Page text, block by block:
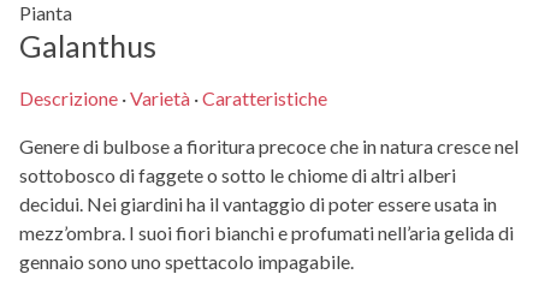
Pianta
Galanthus
Descrizione ·Varietà ·Caratteristiche
Genere di bulbose a fioritura precoce che in natura cresce nel
sottobosco di faggete o sotto le chiome di altri alberi
decidui. Nei giardini ha il vantaggio di poter essere usata in
mezz’ombra. I suoi fiori bianchi e profumati nell’aria gelida di
gennaio sono uno spettacolo impagabile.